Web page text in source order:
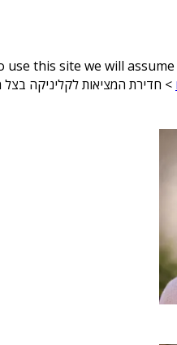
this site we will
> חדירת המציאות לקליניקה